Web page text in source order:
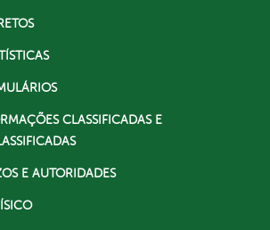
CLASSIFICADAS E
E AUTORIDADES